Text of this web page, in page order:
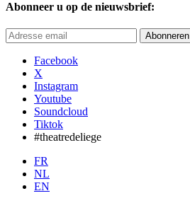
Abonneer u op de nieuwsbrief:
Abonneren
Facebook
X
Instagram
Youtube
Soundcloud
Tiktok
#theatredeliege
FR
NL
EN